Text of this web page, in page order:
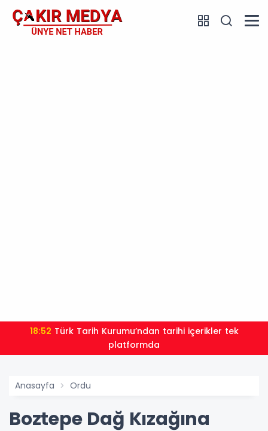
18:52
platformda
Anasayfa Ordu
Boztepe Dağ Kızağına